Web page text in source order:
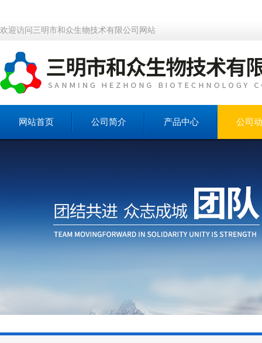
欢迎访问三明市和众生物技术有限公司网站
网站首页 公司简介 产品中心 公司